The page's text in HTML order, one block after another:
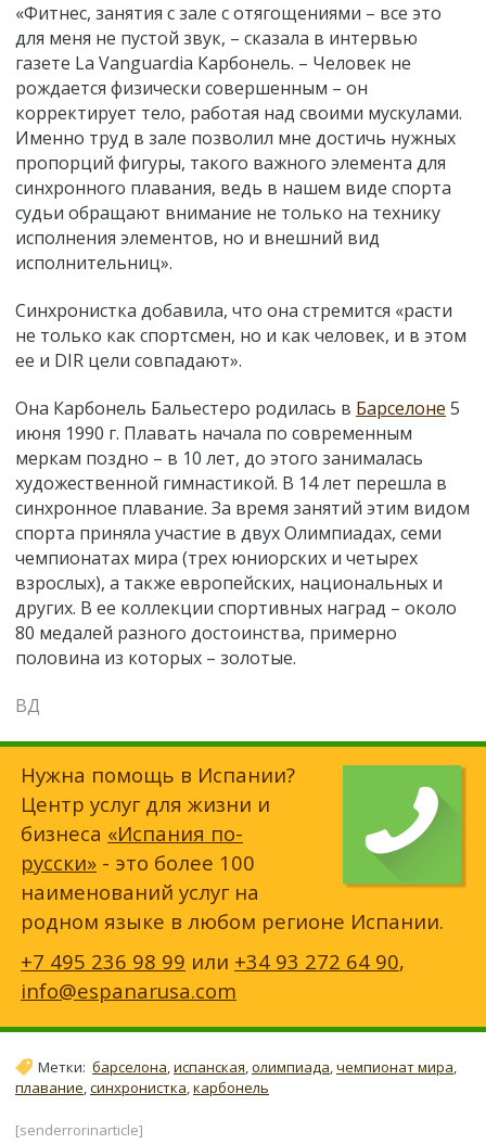
«Фитнес, занятия с зале с отягощениями – все это
для меня не пустой звук, – сказала в интервью
газете La Vanguardia Карбонель. – Человек не
рождается физически совершенным – он
корректирует тело, работая над своими мускулами.
Именно труд в зале позволил мне достичь нужных
пропорций фигуры, такого важного элемента для
синхронного плавания, ведь в нашем виде спорта
судьи обращают внимание не только на технику
исполнения элементов, но и внешний вид
исполнительниц».
Синхронистка добавила, что она стремится «расти
не только как спортсмен, но и как человек, и в этом
ее и DIR цели совпадают».
Она Карбонель Бальестеро родилась в Барселоне 5
июня 1990 г. Плавать начала по современным
меркам поздно – в 10 лет, до этого занималась
художественной гимнастикой. В 14 лет перешла в
синхронное плавание. За время занятий этим видом
спорта приняла участие в двух Олимпиадах, семи
чемпионатах мира (трех юниорских и четырех
взрослых), а также европейских, национальных и
других. В ее коллекции спортивных наград – около
80 медалей разного достоинства, примерно
половина из которых – золотые.
ВД
Нужна помощь в Испании?
Центр услуг для жизни и
бизнеса «Испания по-
русски» - это более 100
наименований услуг на
родном языке в любом регионе Испании.
+7 495 236 98 99 или +34 93 272 64 90,
info@espanarusa.com
Метки: барселона испанская олимпиада чемпионат мира
плавание,синхронистка,карбонель
[senderrorinarticle]